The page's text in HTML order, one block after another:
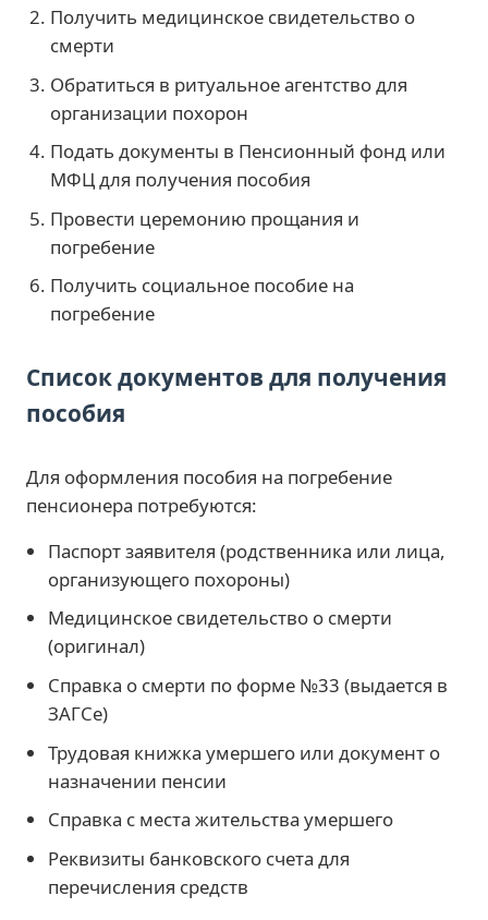
Получить медицинское свидетельство о
смерти
Обратиться в ритуальное агентство для
организации похорон
Подать документы в Пенсионный фонд или
МФЦ для получения пособия
Провести церемонию прощания и
погребение
Получить социальное пособие на
погребение
Список документов для получения
пособия
Для оформления пособия на погребение
пенсионера потребуются:
Паспорт заявителя (родственника или лица,
организующего похороны)
Медицинское свидетельство о смерти
(оригинал)
Справка о смерти по форме №33 (выдается в
ЗАГСе)
Трудовая книжка умершего или документ о
назначении пенсии
Справка с места жительства умершего
Реквизиты банковского счета для
перечисления средств